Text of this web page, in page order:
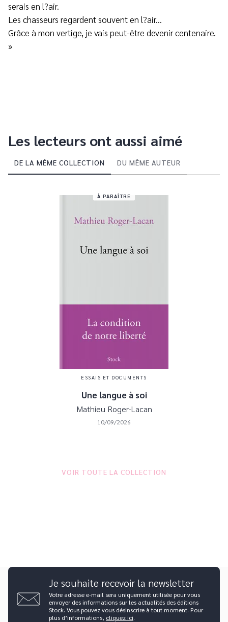
serais en l?air.
Les chasseurs regardent souvent en l?air...
Grâce à mon vertige, je vais peut-être devenir centenaire.
»
Les lecteurs ont aussi aimé
DE LA MÊME COLLECTION DU MÊME AUTEUR
À PARAÎTRE
ESSAIS ET DOCUMENTS
Une langue à soi
Mathieu Roger-Lacan
10/09/2026
VOIR TOUTE LA COLLECTION
Je souhaite recevoir la newsletter
Votre adresse e-mail sera uniquement utilisée pour vous
envoyer des informations sur les actualités des éditions
Stock. Vous pouvez vous désinscrire à tout moment. Pour
plus d’informations, cliquez ici.